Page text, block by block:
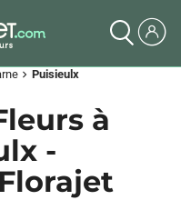
chevron_right Puisieulx
à
-